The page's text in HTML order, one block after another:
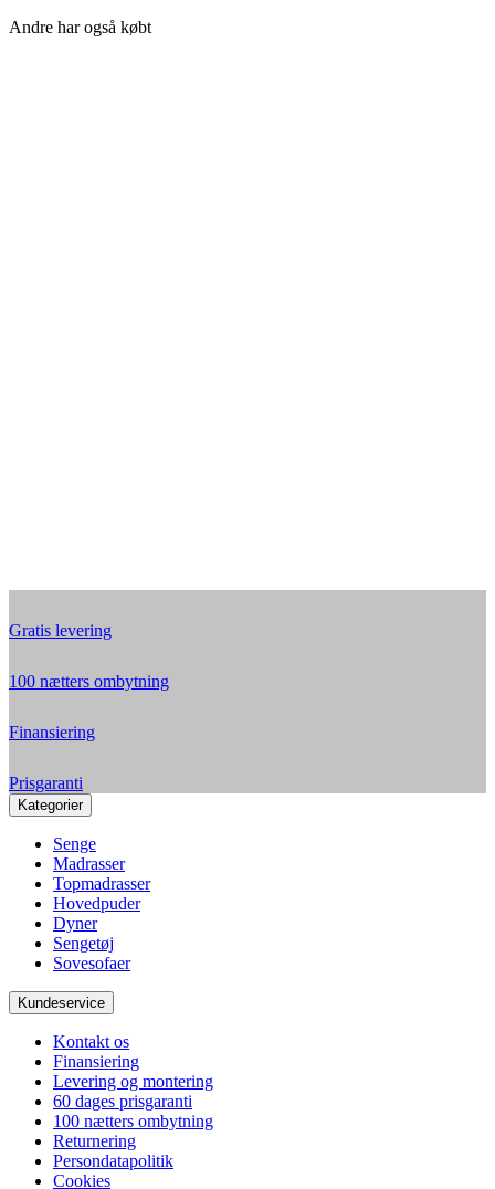
Andre har også købt
Gratis levering
100 nætters ombytning
Finansiering
Prisgaranti
Kategorier
Senge
Madrasser
Topmadrasser
Hovedpuder
Dyner
Sengetøj
Sovesofaer
Kundeservice
Kontakt os
Finansiering
Levering og montering
60 dages prisgaranti
100 nætters ombytning
Returnering
Persondatapolitik
Cookies